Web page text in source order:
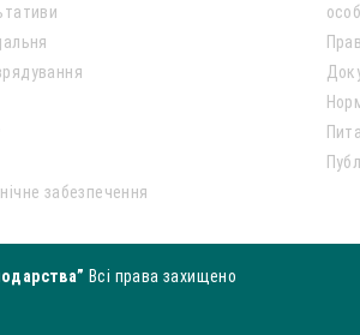
забезпечення
Всі права захищено